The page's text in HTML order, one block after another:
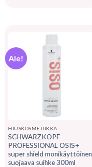
Ale!
HIUSKOSMETIIKKA
SCHWARZKOPF
PROFESSIONAL OSIS+
super shield monikäyttöinen
suojaava suihke 300ml